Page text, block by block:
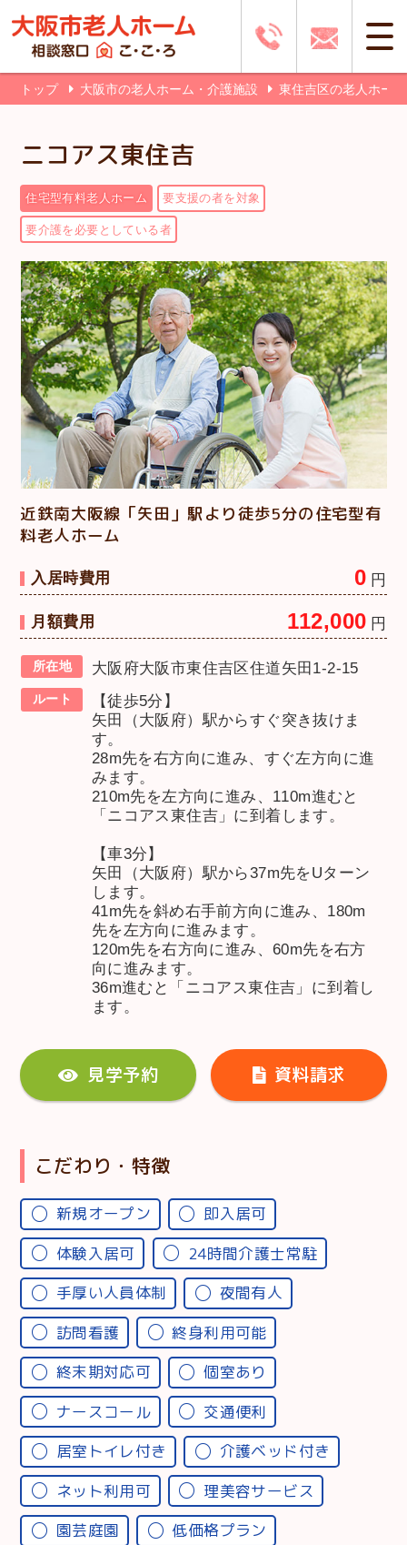
トップ 大阪市の老人ホーム・介護施設 東住吉区の老人ホー
ニコアス東住吉
住宅型有料老人ホーム 要支援の者を対象
要介護を必要としている者
近鉄南大阪線「矢田」駅より徒歩5分の住宅型有
料老人ホーム
入居時費用 0 円
月額費用 112,000 円
所在地 大阪府大阪市東住吉区住道矢田1-2-15
ルート
【徒歩5分】
矢田（大阪府）駅からすぐ突き抜けま
す。
28m先を右方向に進み、すぐ左方向に進
みます。
210m先を左方向に進み、110m進むと
「ニコアス東住吉」に到着します。
【車3分】
矢田（大阪府）駅から37m先をUターン
します。
41m先を斜め右手前方向に進み、180m
先を左方向に進みます。
120m先を右方向に進み、60m先を右方
向に進みます。
36m進むと「ニコアス東住吉」に到着し
ます。
見学予約 資料請求
こだわり・特徴
新規オープン
即入居可
体験入居可
24時間介護士常駐
手厚い人員体制
夜間有人
訪問看護
終身利用可能
終末期対応可
個室あり
ナースコール
交通便利
居室トイレ付き
介護ベッド付き
ネット利用可
理美容サービス
園芸庭園
低価格プラン